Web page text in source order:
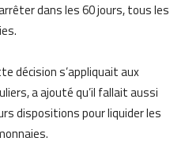
dans les 60 jours, tous les
décision s’appliquait aux
a ajouté qu’il fallait aussi
dispositions pour liquider les